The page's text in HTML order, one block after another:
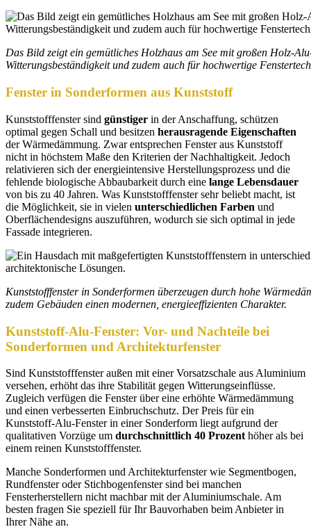
Das Bild zeigt ein gemütliches Holzhaus am See mit großen Holz-
Witterungsbeständigkeit und zudem auch für hochwertige
Fenster in Sonderformen aus Kunststoff
Kunststofffenster sind günstiger in der Anschaffung, schützen
optimal gegen Schall und besitzen herausragende Eigenschaften
der Wärmedämmung. Zwar entsprechen Fenster aus Kunststoff
nicht in höchstem Maße den Kriterien der Nachhaltigkeit. Jedoch
relativieren sich der energieintensive Herstellungsprozess und die
fehlende biologische Abbaubarkeit durch eine lange Lebensdauer
von bis zu 40 Jahren. Was Kunststofffenster sehr beliebt macht, ist
die Möglichkeit, sie in vielen unterschiedlichen Farben und
Oberflächendesigns auszuführen, wodurch sie sich optimal in jede
Fassade integrieren.
Kunststofffenster in Sonderformen überzeugen durch hohe
zudem Gebäuden einen modernen, energieeffizienten Charakter.
Kunststoff-Alu-Fenster: Vor- und Nachteile bei
Sonderformen und Architekturfenster
Sind Kunststofffenster außen mit einer Vorsatzschale aus Aluminium
versehen, erhöht das ihre Stabilität gegen Witterungseinflüsse.
Zugleich verfügen die Fenster über eine erhöhte Wärmedämmung
und einen verbesserten Einbruchschutz. Der Preis für ein
Kunststoff-Alu-Fenster in einer Sonderform liegt aufgrund der
qualitativen Vorzüge um durchschnittlich 40 Prozent höher als bei
einem reinen Kunststofffenster.
Manche Sonderformen und Architekturfenster wie Segmentbogen,
Rundfenster oder Stichbogenfenster sind bei manchen
Fensterherstellern nicht machbar mit der Aluminiumschale. Am
besten fragen Sie speziell für Ihr Bauvorhaben beim Anbieter in
Ihrer Nähe an.